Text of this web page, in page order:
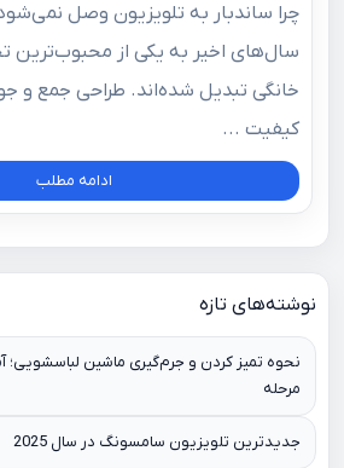
چرا ساندبار به تلویزیون وصل
سال‌های اخیر به یکی از محبوب‌ترین
خانگی تبدیل شده‌اند. طراحی جمع‌ و
کیفیت ...
ادامه مطلب
نوشته‌های تازه
نحوه تمیز کردن و جرم‌گیری ماشین لباسشویی؛
مرحله
جدیدترین تلویزیون سامسونگ در سال 2025